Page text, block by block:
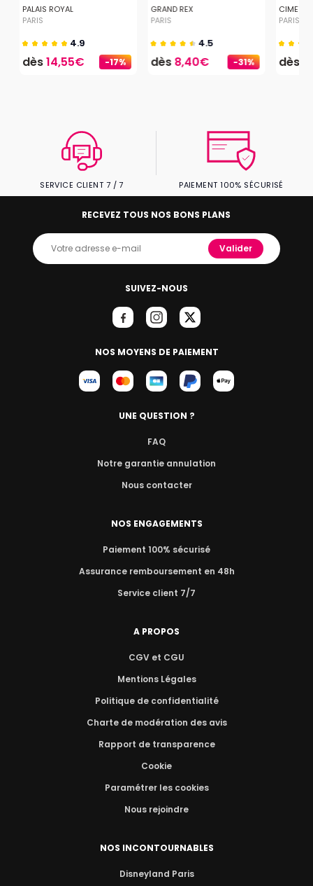
-17%
PALAIS ROYAL
PARIS
4.9
dès14,55€ -31%
GRAND REX
PARIS
4.5
dès8,40€
PARIS
dès
SERVICE CLIENT 7 / 7 PAIEMENT 100% SÉCURISÉ
SUIVEZ-NOUS
NOS MOYENS DE PAIEMENT
RECEVEZ TOUS NOS BONS PLANS
Valider
UNE QUESTION ?
FAQ
Notre garantie annulation
Nous contacter
NOS ENGAGEMENTS
Paiement 100% sécurisé
Assurance remboursement en 48h
Service client 7/7
A PROPOS
CGV et CGU
Mentions Légales
Politique de confidentialité
Charte de modération des avis
Rapport de transparence
Cookie
Paramétrer les cookies
Nous rejoindre
NOS INCONTOURNABLES
Disneyland Paris